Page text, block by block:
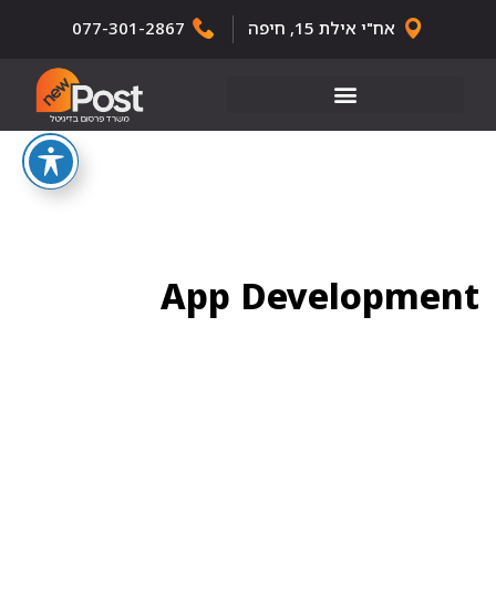
אח"י אילת 15, חיפה 077-301-2867
App Development